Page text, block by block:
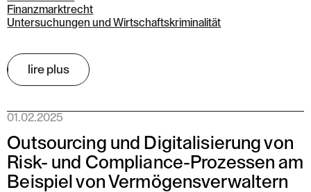
Finanzmarktrecht
Untersuchungen und Wirtschaftskriminalität
lire plus
01.02.2025
Outsourcing und Digitalisierung von
Risk- und Compliance-Prozessen am
Beispiel von Vermögensverwaltern